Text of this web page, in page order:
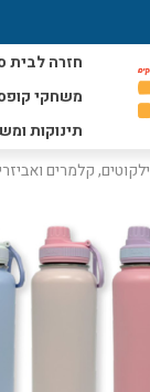
חזרה לבית
משחקי
תינוקות
ילקוטים, קלמרים